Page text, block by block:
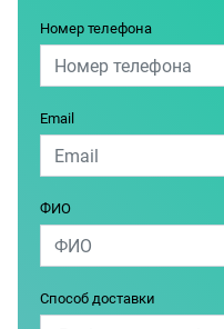
Номер телефона
Email
ФИО
Способ доставки